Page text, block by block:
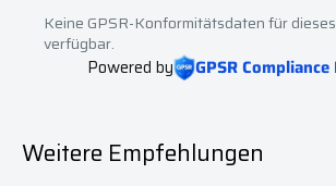
Keine GPSR-Konformitätsdaten für
verfügbar.
Powered by GPSR
Weitere Empfehlungen